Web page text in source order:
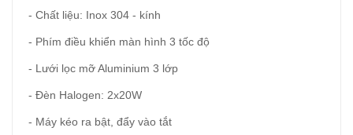
- Chất liệu: Inox 304 - kính
- Phím điều khiển màn hình 3 tốc độ
- Lưới lọc mỡ Aluminium 3 lớp
- Đèn Halogen: 2x20W
- Máy kéo ra bật, đẩy vào tắt